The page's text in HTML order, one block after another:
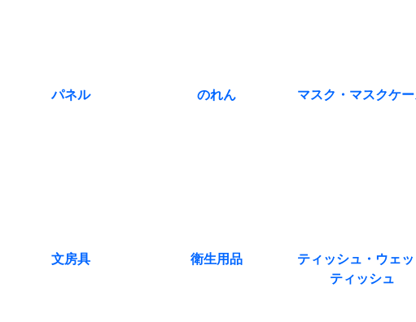
パネル のれん マスク・マスクケ
文房具 衛生用品
ティッシュ・ウェ
ティッシュ